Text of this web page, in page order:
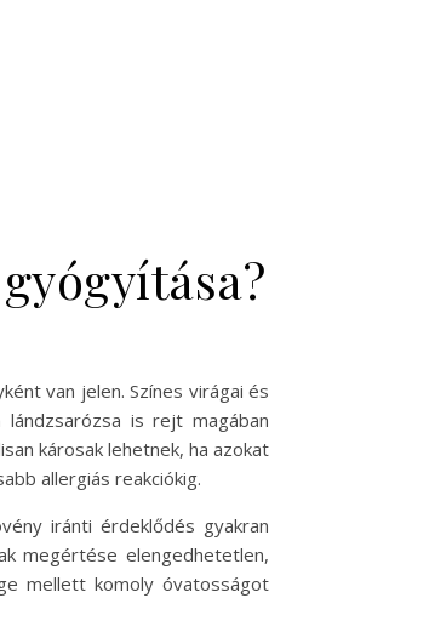
van jelen. Színes virágai és
is rejt magában
károsak lehetnek, ha azokat
allergiás reakciókig.
iránti érdeklődés gyakran
megértése elengedhetetlen,
mellett komoly óvatosságot